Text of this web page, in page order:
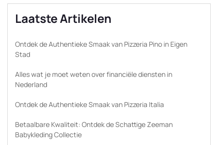
Laatste Artikelen
Ontdek de Authentieke Smaak van Pizzeria Pino in Eigen
Stad
Alles wat je moet weten over financiële diensten in
Nederland
Ontdek de Authentieke Smaak van Pizzeria Italia
Betaalbare Kwaliteit: Ontdek de Schattige Zeeman
Babykleding Collectie